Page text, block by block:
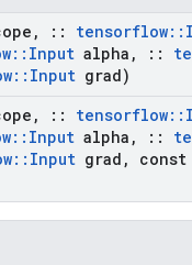
, :: tensorflow::
:: Input alpha , ::
:: Input grad)
, :: tensorflow::
:: Input alpha , ::
:: Input grad , const